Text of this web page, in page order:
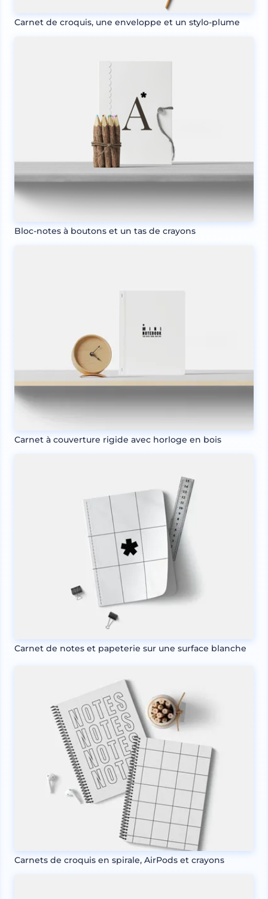
Carnet de croquis, une enveloppe et un stylo-plume
Bloc-notes à boutons et un tas de crayons
Carnet à couverture rigide avec horloge en bois
Carnet de notes et papeterie sur une surface blanche
Carnets de croquis en spirale, AirPods et crayons